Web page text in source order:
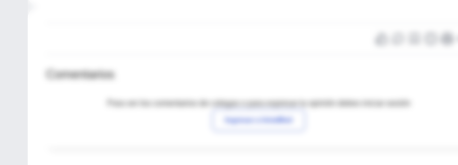
Comentarios
Para ver los comentarios de colegas o para expresar tu opinión debes iniciar sesión
Ingresar a IntraMed